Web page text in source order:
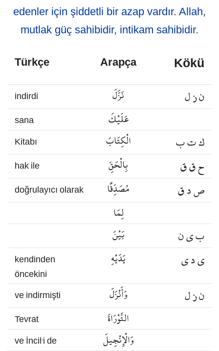
edenler için şiddetli bir azap vardır. Allah,
mutlak güç sahibidir, intikam sahibidir.
Türkçe Arapça Kökü
indirdi نَزَّلَ ن ز ل
sana عَلَيْكَ
Kitabı الْكِتَابَ ك ت ب
hak ile بِالْحَقِّ ح ق ق
doğrulayıcı olarak مُصَدِّقًا ص د ق
لِمَا
بَيْنَ
ب ي ن
kendinden
öncekini
يَدَيْهِ ي د ي
ve indirmişti وَأَنْزَلَ ن ز ل
Tevrat التَّوْرَاةَ
ve İncil’i de وَالْإِنْجِيلَ